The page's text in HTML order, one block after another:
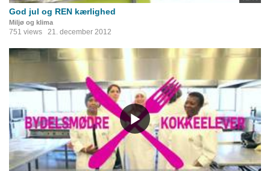
God jul og REN kærlighed
Miljø og klima
751 views 21. december 2012